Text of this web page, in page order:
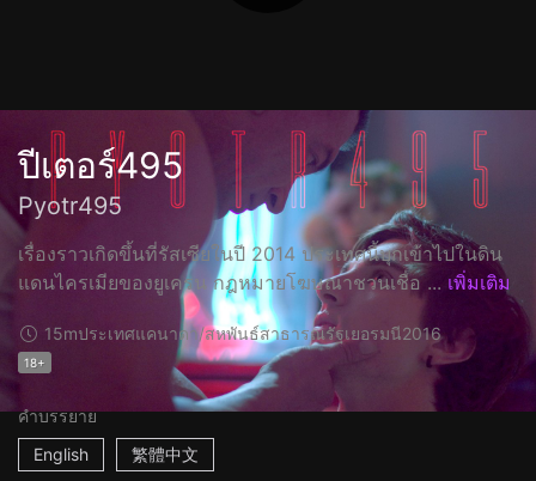
ปีเตอร์495
Pyotr495
เรื่องราวเกิดขึ้นที่รัสเซียในปี 2014 ประเทศนี้บุกเข้าไปในดิน
แดนไครเมียของยูเครน กฎหมายโฆษณาชวนเชื่อ ... เพิ่มเติม
15mประเทศแคนาดา/สหพันธ์สาธารณรัฐเยอรมนี2016
18+
คำบรรยาย
English
繁體中文